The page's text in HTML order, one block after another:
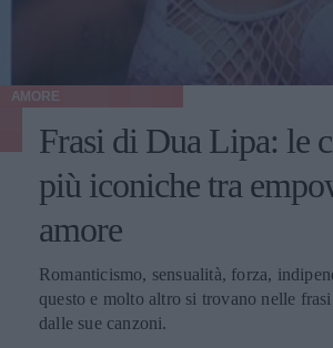
AMORE
Frasi di Dua Lipa: le
più iconiche tra
amore
Romanticismo, sensualità, forza,
questo e molto altro si trovano nelle
dalle sue canzoni.